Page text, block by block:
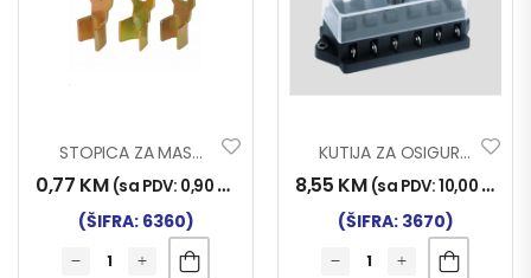
STOPICA ZA MASU 25 FI12
0,77 KM (sa PDV: 0,90 KM
(ŠIFRA: 6360)
KUTIJA ZA OSIGURAČE 6/1
8,55 KM (sa PDV:10,00 KM
(ŠIFRA: 3670)